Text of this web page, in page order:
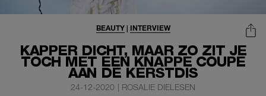
KAPPER DICHT, MAAR ZO ZIT JE
TOCH MET EEN KNAPPE COUPE
AAN DE KERSTDIS
BEAUTY| INTERVIEW
24-12-2020 | ROSALIE DIELESEN